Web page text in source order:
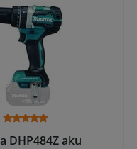
DHP484Z aku